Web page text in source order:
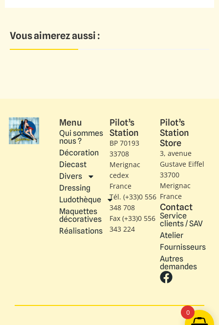
Vous aimerez aussi :
Menu
Qui sommes
nous ?
Décoration
Diecast
Divers
Dressing
Ludothèque
Maquettes
décoratives
Réalisations
Pilot’s
Station
BP 70193
33708
Merignac
cedex
France
Tél. (+33)0 556
348 708
Fax (+33)0 556
343 224
Pilot’s
Station
Store
3, avenue
Gustave Eiffel​
33700
Merignac
France
Contact
Service
clients / SAV
Atelier
Fournisseurs
Autres
demandes
0